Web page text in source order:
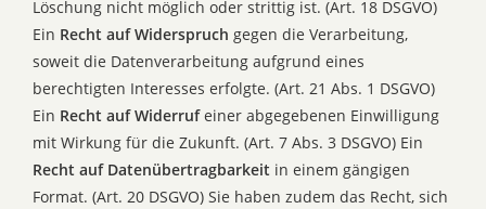
Löschung nicht möglich oder strittig ist. (Art. 18 DSGVO)
Ein Recht auf Widerspruch gegen die Verarbeitung,
soweit die Datenverarbeitung aufgrund eines
berechtigten Interesses erfolgte. (Art. 21 Abs. 1 DSGVO)
Ein Recht auf Widerrufeiner abgegebenen Einwilligung
mit Wirkung für die Zukunft. (Art. 7 Abs. 3 DSGVO) Ein
Recht auf Datenübertragbarkeit in einem gängigen
Format. (Art. 20 DSGVO) Sie haben zudem das Recht, sich